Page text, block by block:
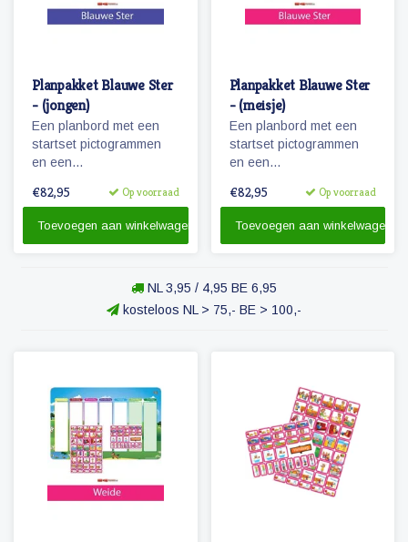
Planpakket Blauwe Ster
- (jongen)
Een planbord met een
startset pictogrammen
en een
€82,95 Op voorraad
Toevoegen aan winkelwagen
Planpakket Blauwe Ster
- (meisje)
Een planbord met een
startset pictogrammen
en een
€82,95 Op voorraad
Toevoegen aan winkelwagen
NL 3,95 / 4,95 BE 6,95
kosteloos NL > 75,- BE > 100,-